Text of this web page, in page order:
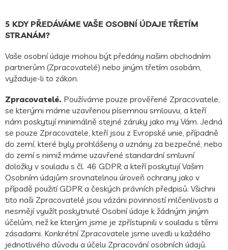
5 KDY PŘEDÁVÁME VAŠE OSOBNÍ ÚDAJE TŘETÍM
STRANÁM?
Vaše osobní údaje mohou být předány našim obchodním
partnerům (Zpracovatelé) nebo jiným třetím osobám,
vyžaduje-li to zákon.
Zpracovatelé. Používáme pouze prověřené Zpracovatele,
se kterými máme uzavřenou písemnou smlouvu, a kteří
nám poskytují minimálně stejné záruky jako my Vám. Jedná
se pouze Zpracovatele, kteří jsou z Evropské unie, případně
do zemí, které byly prohlášeny a uznány za bezpečné, nebo
do zemí s nimiž máme uzavřené standardní smluvní
doložky v souladu s čl. 46 GDPR a kteří poskytují Vašim
Osobním údajům srovnatelnou úroveň ochrany jako v
případě použití GDPR a českých právních předpisů. Všichni
tito naši Zpracovatelé jsou vázáni povinností mlčenlivosti a
nesmějí využít poskytnuté Osobní údaje k žádným jiným
účelům, než ke kterým jsme je zpřístupnili v souladu s těmi
zásadami. Konkrétní Zpracovatele jsme uvedli u každého
jednotlivého důvodu a účelu Zpracování osobních údajů.